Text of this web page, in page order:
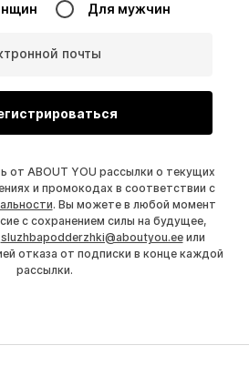
Для мужчин
почты
от ABOUT YOU рассылки о текущих
и промокодах в соответствии с
. Вы можете в любой момент
с сохранением силы на будущее,
sluzhbapodderzhki@aboutyou.eeили
отказа от подписки в конце каждой
рассылки.